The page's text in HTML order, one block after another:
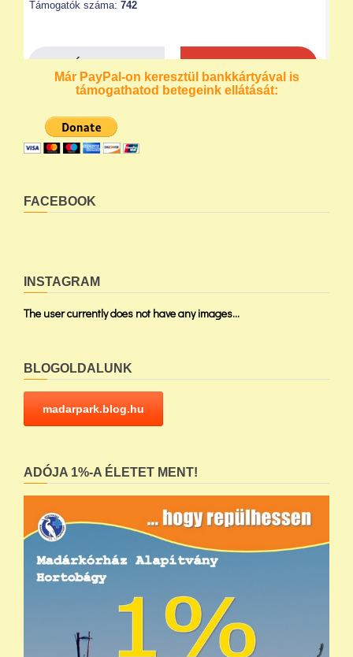
Már PayPal-on keresztül bankkártyával is
támogathatod betegeink ellátását:
FACEBOOK
INSTAGRAM
The user currently does not have any images...
BLOGOLDALUNK
madarpark.blog.hu
ADÓJA 1%-A ÉLETET MENT!